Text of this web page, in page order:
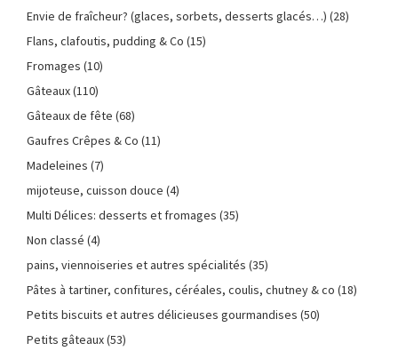
Envie de fraîcheur? (glaces, sorbets, desserts glacés…) (28)
Flans, clafoutis, pudding & Co (15)
Fromages (10)
Gâteaux(110)
Gâteaux de fête (68)
Gaufres Crêpes & Co (11)
Madeleines (7)
mijoteuse, cuisson douce (4)
Multi Délices: desserts et fromages (35)
Non classé (4)
pains, viennoiseries et autres spécialités (35)
Pâtes à tartiner, confitures, céréales, coulis, chutney & co (18)
Petits biscuits et autres délicieuses gourmandises (50)
Petits gâteaux(53)